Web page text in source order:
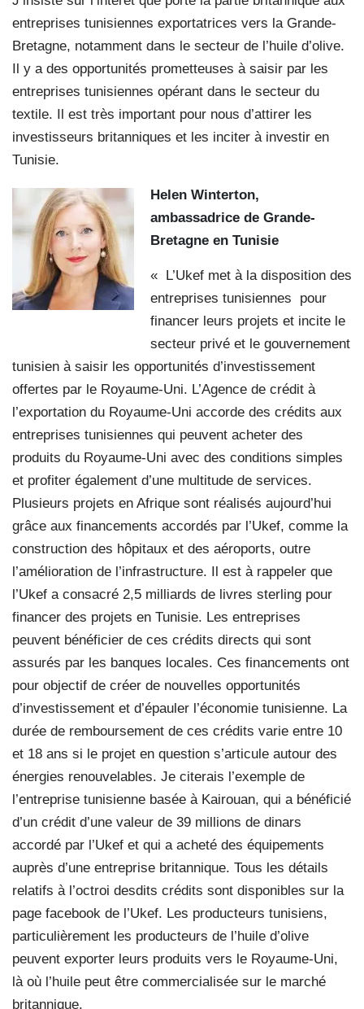
entreprises tunisiennes exportatrices vers la Grande-
Bretagne, notamment dans le secteur de l’huile d’olive.
Il y a des opportunités prometteuses à saisir par les
entreprises tunisiennes opérant dans le secteur du
textile. Il est très important pour nous d’attirer les
investisseurs britanniques et les inciter à investir en
Tunisie.
Helen Winterton,
ambassadrice de Grande-
Bretagne en Tunisie
« L’Ukef met à la disposition des
entreprises tunisiennes pour
financer leurs projets et incite le
secteur privé et le gouvernement
tunisien à saisir les opportunités d’investissement
offertes par le Royaume-Uni. L’Agence de crédit à
l’exportation du Royaume-Uni accorde des crédits aux
entreprises tunisiennes qui peuvent acheter des
produits du Royaume-Uni avec des conditions simples
et profiter également d’une multitude de services.
Plusieurs projets en Afrique sont réalisés aujourd’hui
grâce aux financements accordés par l’Ukef, comme la
construction des hôpitaux et des aéroports, outre
l’amélioration de l’infrastructure. Il est à rappeler que
l’Ukef a consacré 2,5 milliards de livres sterling pour
financer des projets en Tunisie. Les entreprises
peuvent bénéficier de ces crédits directs qui sont
assurés par les banques locales. Ces financements ont
pour objectif de créer de nouvelles opportunités
d’investissement et d’épauler l’économie tunisienne. La
durée de remboursement de ces crédits varie entre 10
et 18 ans si le projet en question s’articule autour des
énergies renouvelables. Je citerais l’exemple de
l’entreprise tunisienne basée à Kairouan, qui a bénéficié
d’un crédit d’une valeur de 39 millions de dinars
accordé par l’Ukef et qui a acheté des équipements
auprès d’une entreprise britannique. Tous les détails
relatifs à l’octroi desdits crédits sont disponibles sur la
page facebook de l’Ukef. Les producteurs tunisiens,
particulièrement les producteurs de l’huile d’olive
peuvent exporter leurs produits vers le Royaume-Uni,
là où l’huile peut être commercialisée sur le marché
britannique.